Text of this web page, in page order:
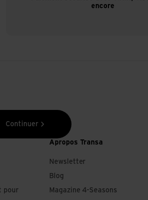
encore
Continuer
pour
Apropos Transa
Newsletter
Blog
Magazine 4-Seasons